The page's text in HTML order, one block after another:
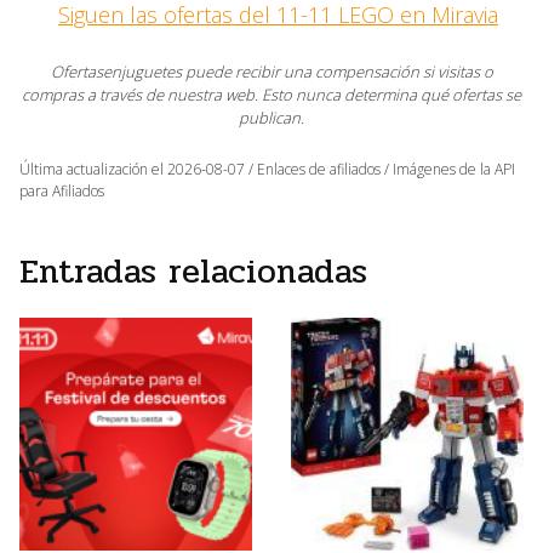
Siguen las ofertas del 11-11 LEGO en Miravia
Ofertasenjuguetes puede recibir una compensación si visitas o
compras a través de nuestra web. Esto nunca determina qué ofertas se
publican.
Última actualización el 2026-08-07 / Enlaces de afiliados / Imágenes de la API
para Afiliados
Entradas relacionadas